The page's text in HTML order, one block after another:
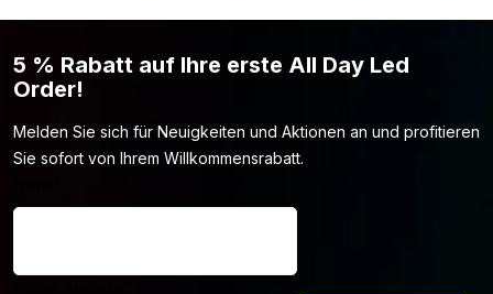
5 % Rabatt auf Ihre erste All Day Led
Order!
Melden Sie sich für Neuigkeiten und Aktionen an und profitieren
Sie sofort von Ihrem Willkommensrabatt.